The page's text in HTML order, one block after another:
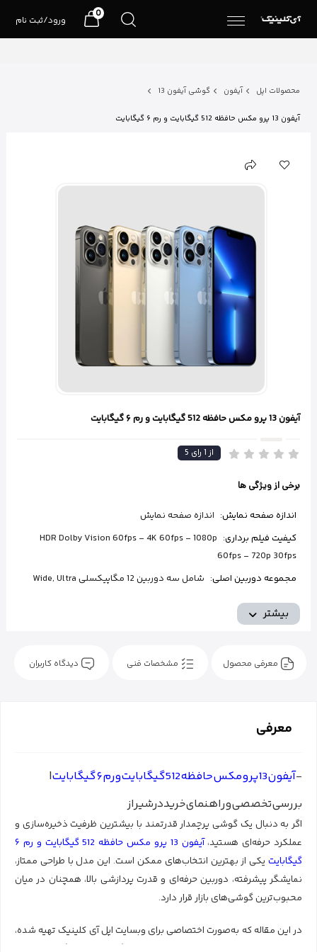
ورود/ثبت نام
0
محصولات اپل آیفون گوشی آیفون 13
آیفون 13 پرو مکس حافظه 512 گیگابایت و رم ۶ گیگابایت
آیفون 13 پرو مکس حافظه 512 گیگابایت و رم ۶ گیگابایت
5 از1رای
برخی از ویژگی ها
اندازه صفحه نمایش: اندازه صفحه نمایش
کیفیت فیلم برداری: HDR Dolby Vision 60fps - 4K 60fps - 1080p
60fps - 720p 30fps
مجموعه دوربین اصلی:
شامل سه دوربین 12 مگاپیکسلی Wide, Ultra
ظرفیت: 512 گیگبیشتر
معرفی محصول مشخصات فنی دیدگاه کاربران
معرفی
-آیفون‌13‌پرو‌مکس‌حافظه512‌گیگابایت‌و‌رم‌۶‌گیگابایت‌
|‌
بررسی‌تخصصی‌و‌راهنمای‌خرید‌در‌شیراز
اگر به دنبال یک گوشی پرچمدار قدرتمند با بیشترین ظرفیت ذخیره‌سازی و
عملکرد حرفه‌ای هستید،
آیفون 13 پرو مکس حافظه 512 گیگابایت و رم ۶
گیگابایت یکی از بهترین انتخاب‌های ممکن است. این مدل با طراحی ممتاز،
نمایشگر پیشرفته، دوربین حرفه‌ای و قدرت پردازشی بالا، همچنان در میان
محبوب‌ترین گوشی‌های بازار قرار دارد.
در این مقاله که به‌صورت اختصاصی برای وبسایت اپل آی کلینیک تهیه شده،